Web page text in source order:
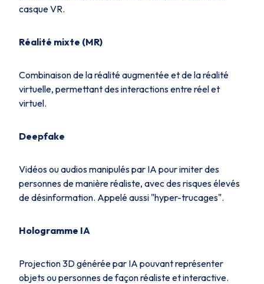
casque VR.
Réalité mixte (MR)
Combinaison de la réalité augmentée et de la réalité
virtuelle, permettant des interactions entre réel et
virtuel.
Deepfake
Vidéos ou audios manipulés par IA pour imiter des
personnes de manière réaliste, avec des risques élevés
de désinformation. Appelé aussi "hyper-trucages".
Hologramme IA
Projection 3D générée par IA pouvant représenter
objets ou personnes de façon réaliste et interactive.